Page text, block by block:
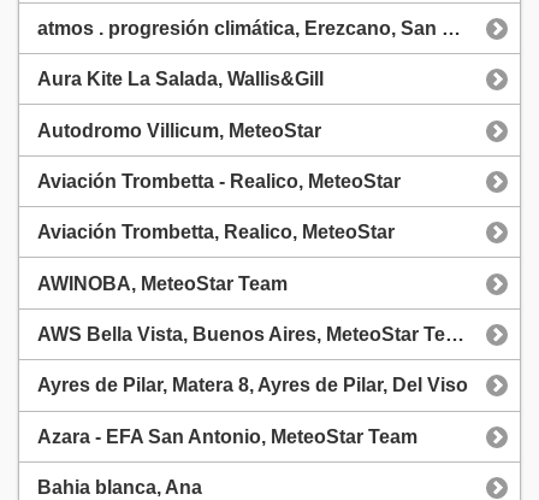
atmos . progresión climática, Erezcano, San Nicolás, Meteostar
Aura Kite La Salada, Wallis&Gill
Autodromo Villicum, MeteoStar
Aviación Trombetta - Realico, MeteoStar
Aviación Trombetta, Realico, MeteoStar
AWINOBA, MeteoStar Team
AWS Bella Vista, Buenos Aires, MeteoStar Team
Ayres de Pilar, Matera 8, Ayres de Pilar, Del Viso
Azara - EFA San Antonio, MeteoStar Team
Bahia blanca, Ana